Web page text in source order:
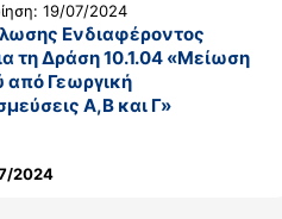
19/07/2024
Ενδιαφέροντος
τη Δράση 10.1.04 «Μείωση
από Γεωργική
Α,Β και Γ»
2024